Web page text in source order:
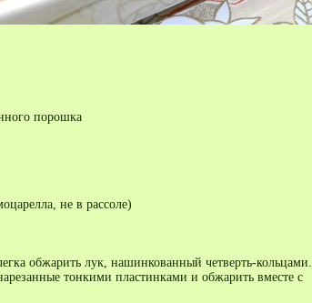
порошка
не в рассоле)
обжарить лук, нашинкованный четверть-кольцами.
тонкими пластинками и обжарить вместе с